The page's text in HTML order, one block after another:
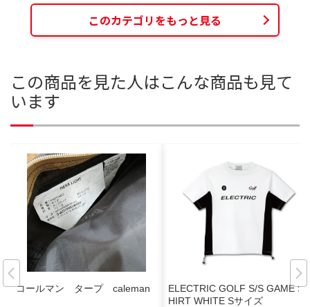
このカテゴリをもっと見る
この商品を見た人はこんな商品も見て
います
コールマン タープ caleman
ELECTRIC GOLF S/S GAME S
HIRT WHITE Sサイズ